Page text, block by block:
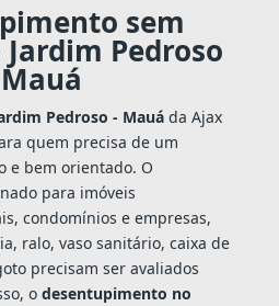
sem
Pedroso
Pedroso - Mauáda Ajax
quem precisa de um
e bem orientado. O
para imóveis
condomínios e empresas,
ralo, vaso sanitário, caixa de
precisam ser avaliados
o desentupimento no